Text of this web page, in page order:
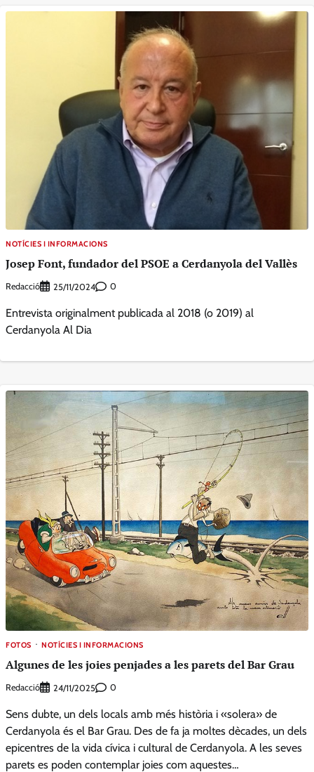
NOTÍCIES I INFORMACIONS
Josep Font, fundador del PSOE a Cerdanyola del Vallès
Redacció 25/11/2024 0
Entrevista originalment publicada al 2018 (o 2019) al
Cerdanyola Al Dia
FOTOS NOTÍCIES I INFORMACIONS
Algunes de les joies penjades a les parets del Bar Grau
Redacció 24/11/2025 0
Sens dubte, un dels locals amb més història i «solera» de
Cerdanyola és el Bar Grau. Des de fa ja moltes dècades, un dels
epicentres de la vida cívica i cultural de Cerdanyola. A les seves
parets es poden contemplar joies com aquestes…